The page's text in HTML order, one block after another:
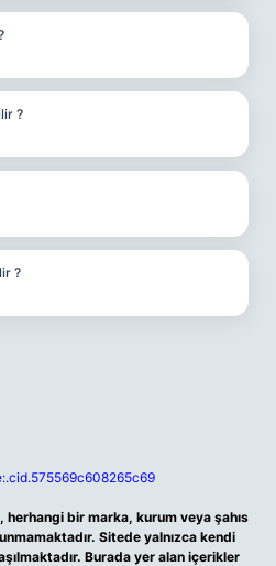
?
?
bir marka, kurum veya şahıs
Sitede yalnızca kendi
Burada yer alan içerikler